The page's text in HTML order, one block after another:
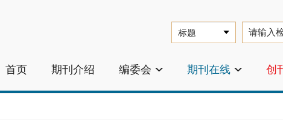
首页 期刊介绍 编委会 期刊在线 创